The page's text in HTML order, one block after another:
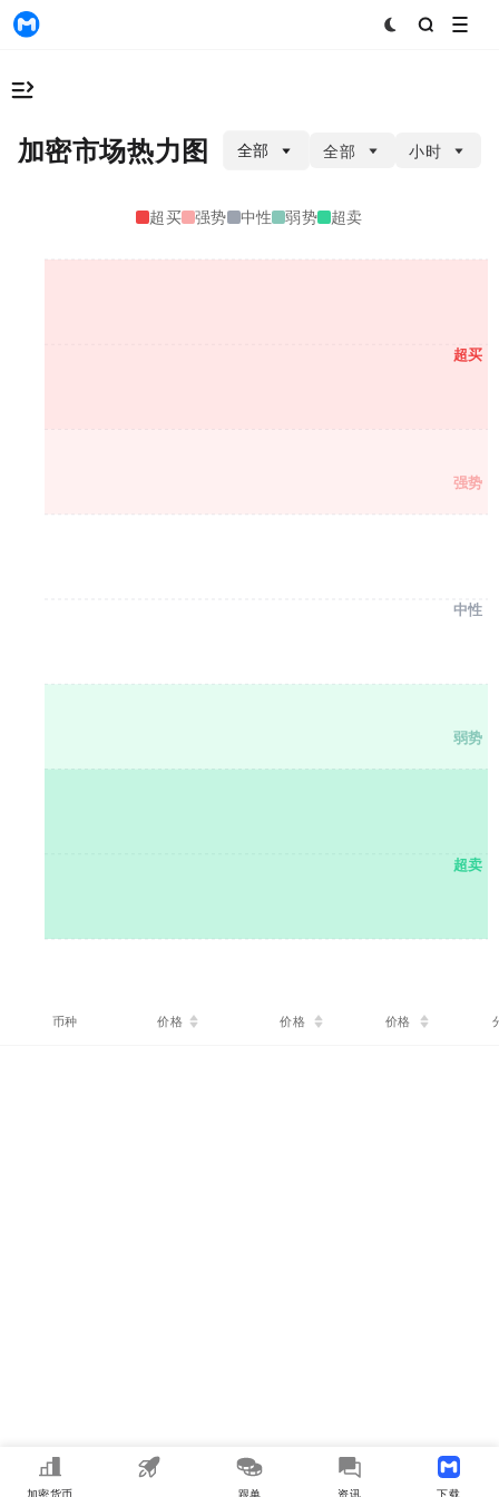
加密市场RSI热力图 全部 全部 4小时
超买 强势 中性 弱势 超卖
超买
强势
中性
弱势
超卖
币种 价格 价格(1h%) 价格(24h%)
加密货币 跟单 资讯 下载APP